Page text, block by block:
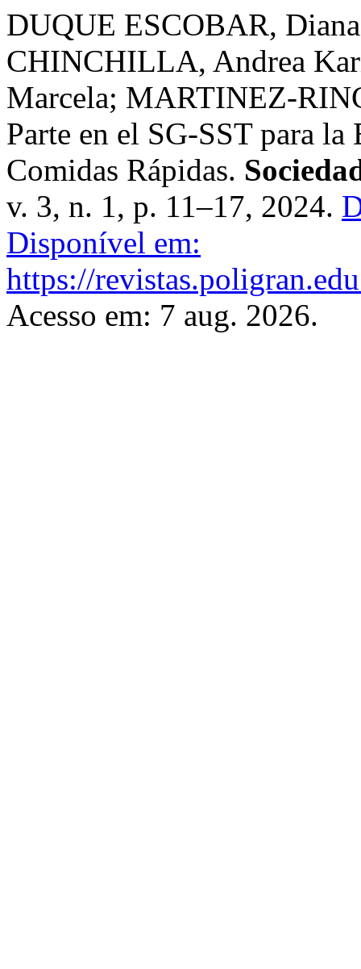
DUQUE ESCOBAR,
CHINCHILLA, Andrea
Marcela; MARTINEZ-
Parte en el SG-SST para
Comidas Rápidas.
v. 3, n. 1, p. 11–17, 2024.
Disponível em:
https://
Acesso em: 7 aug. 2026.